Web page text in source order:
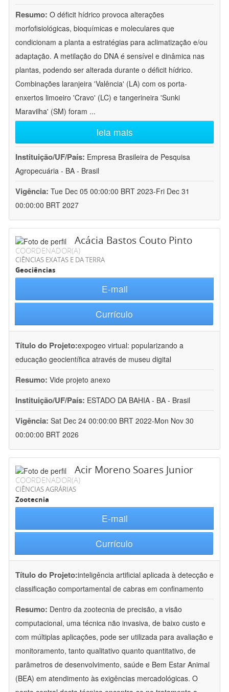
Resumo: O déficit hídrico provoca alterações
morfofisiológicas, bioquímicas e moleculares que
condicionam a planta a estratégias para aclimatização e/ou
adaptação. A metilação do DNA é sensível e dinâmica nas
plantas, podendo ser alterada durante o déficit hídrico.
Combinações laranjeira 'Valência' (LA) com os porta-
enxertos limoeiro 'Cravo' (LC) e tangerineira 'Sunki
Maravilha' (SM) foram ...
leia mais
Instituição/UF/País: Empresa Brasileira de Pesquisa
Agropecuária - BA - Brasil
Vigência: Tue Dec 05 00:00:00 BRT 2023-Fri Dec 31
00:00:00 BRT 2027
Acácia Bastos Couto Pinto
COORDENADOR(A)
CIÊNCIAS EXATAS E DA TERRA
Geociências
E-mail
Currículo
Título do Projeto:expogeo virtual: popularizando a
educação geocientífica através de museu digital
Resumo: Vide projeto anexo
Instituição/UF/País: ESTADO DA BAHIA - BA - Brasil
Vigência: Sat Dec 24 00:00:00 BRT 2022-Mon Nov 30
00:00:00 BRT 2026
Acir Moreno Soares Junior
COORDENADOR(A)
CIÊNCIAS AGRÁRIAS
Zootecnia
E-mail
Currículo
Título do Projeto:inteligência artificial aplicada à detecção e
classificação comportamental de cabras em confinamento
Resumo: Dentro da zootecnia de precisão, a visão
computacional, uma técnica não invasiva, de baixo custo e
com múltiplas aplicações, pode ser utilizada para avaliação e
monitoramento, tanto qualitativo quanto quantitativo, de
parâmetros de desenvolvimento, saúde e Bem Estar Animal
(BEA) em atendimento às exigências mercadológicas. O